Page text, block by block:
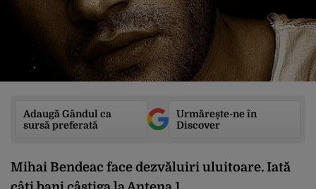
Adaugă Gândul ca
sursă preferată
Urmărește-ne în
Discover
Mihai Bendeac face dezvăluiri uluitoare. Iată